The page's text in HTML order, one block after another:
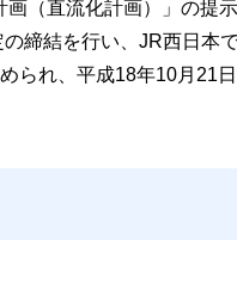
（直流化計画）」の提
締結を行い、JR西日本
られ、平成18年10月21